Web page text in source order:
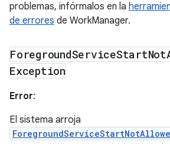
problemas, infórmalos en la
de errores de WorkManager.
ForegroundServiceStartNot
Exception
Error:
El sistema arroja